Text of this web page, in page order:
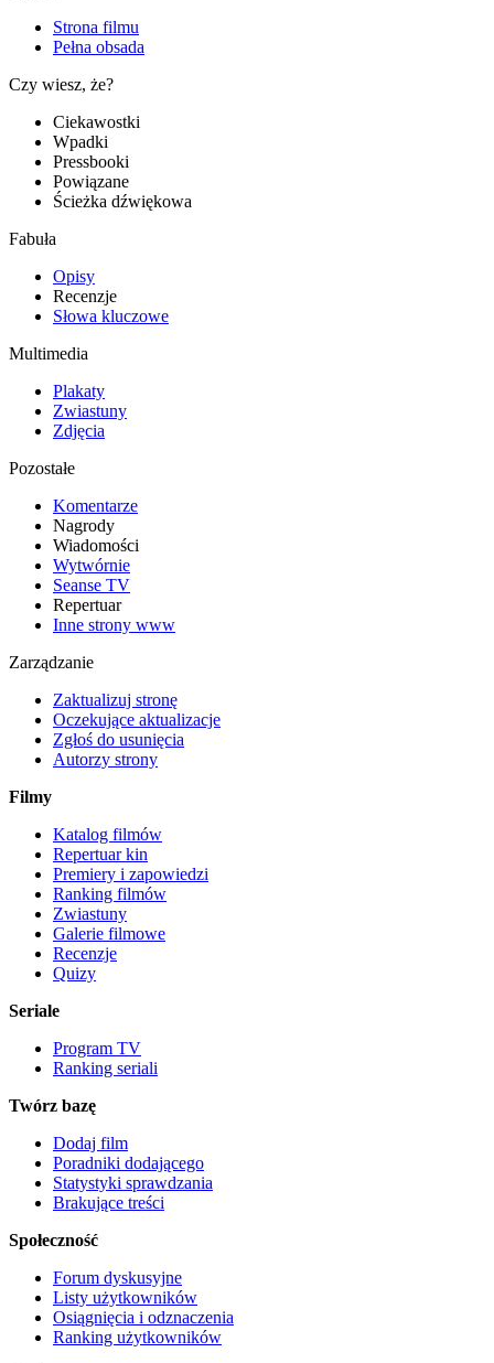
Strona filmu
Pełna obsada
Czy wiesz, że?
Ciekawostki
Wpadki
Pressbooki
Powiązane
Ścieżka dźwiękowa
Fabuła
Opisy
Recenzje
Słowa kluczowe
Multimedia
Plakaty
Zwiastuny
Zdjęcia
Pozostałe
Komentarze
Nagrody
Wiadomości
Wytwórnie
Seanse TV
Repertuar
Inne strony www
Zarządzanie
Zaktualizuj stronę
Oczekujące aktualizacje
Zgłoś do usunięcia
Autorzy strony
Filmy
Katalog filmów
Repertuar kin
Premiery i zapowiedzi
Ranking filmów
Zwiastuny
Galerie filmowe
Recenzje
Quizy
Seriale
Program TV
Ranking seriali
Twórz bazę
Dodaj film
Poradniki dodającego
Statystyki sprawdzania
Brakujące treści
Społeczność
Forum dyskusyjne
Listy użytkowników
Osiągnięcia i odznaczenia
Ranking użytkowników